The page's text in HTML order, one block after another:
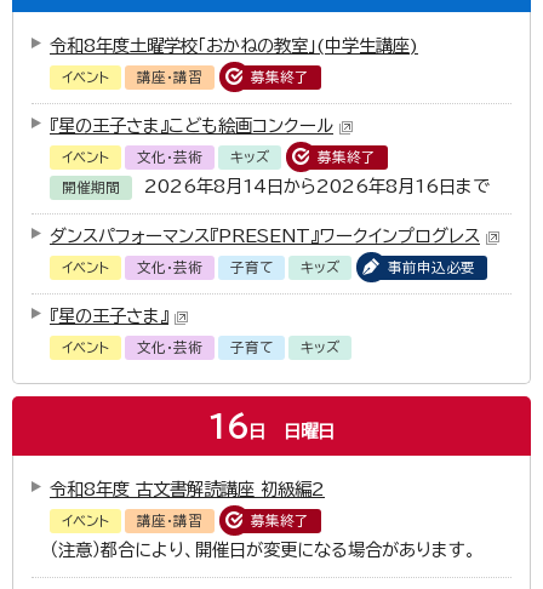
令和8年度土曜学校「おかねの教室」(中学生講座)
イベント 講座・講習 募集終了
『星の王子さま』こども絵画コンクール
イベント 文化・芸術 キッズ 募集終了
開催期間 2026年8月14日から2026年8月16日まで
ダンスパフォーマンス『PRESENT』ワークインプログレス
イベント 文化・芸術 子育て キッズ 事前申込必要
『星の王子さま』
イベント 文化・芸術 子育て キッズ
16 日 日曜日
令和8年度 古文書解読講座 初級編2
イベント 講座・講習 募集終了
（注意）都合により、開催日が変更になる場合があります。